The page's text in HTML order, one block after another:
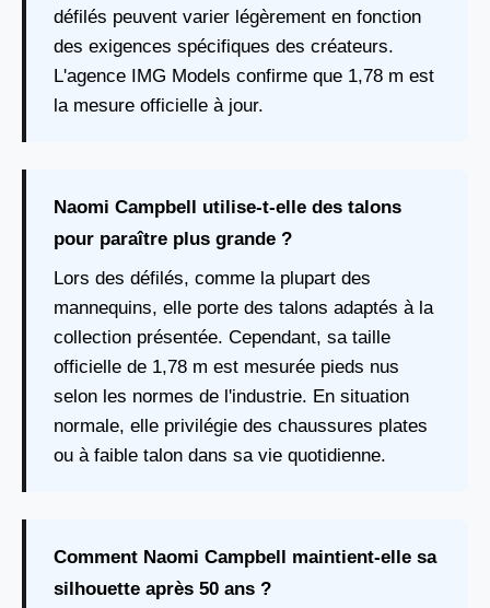
défilés peuvent varier légèrement en fonction
des exigences spécifiques des créateurs.
L'agence IMG Models confirme que 1,78 m est
la mesure officielle à jour.
Naomi Campbell utilise-t-elle des talons
pour paraître plus grande ?
Lors des défilés, comme la plupart des
mannequins, elle porte des talons adaptés à la
collection présentée. Cependant, sa taille
officielle de 1,78 m est mesurée pieds nus
selon les normes de l'industrie. En situation
normale, elle privilégie des chaussures plates
ou à faible talon dans sa vie quotidienne.
Comment Naomi Campbell maintient-elle sa
silhouette après 50 ans ?